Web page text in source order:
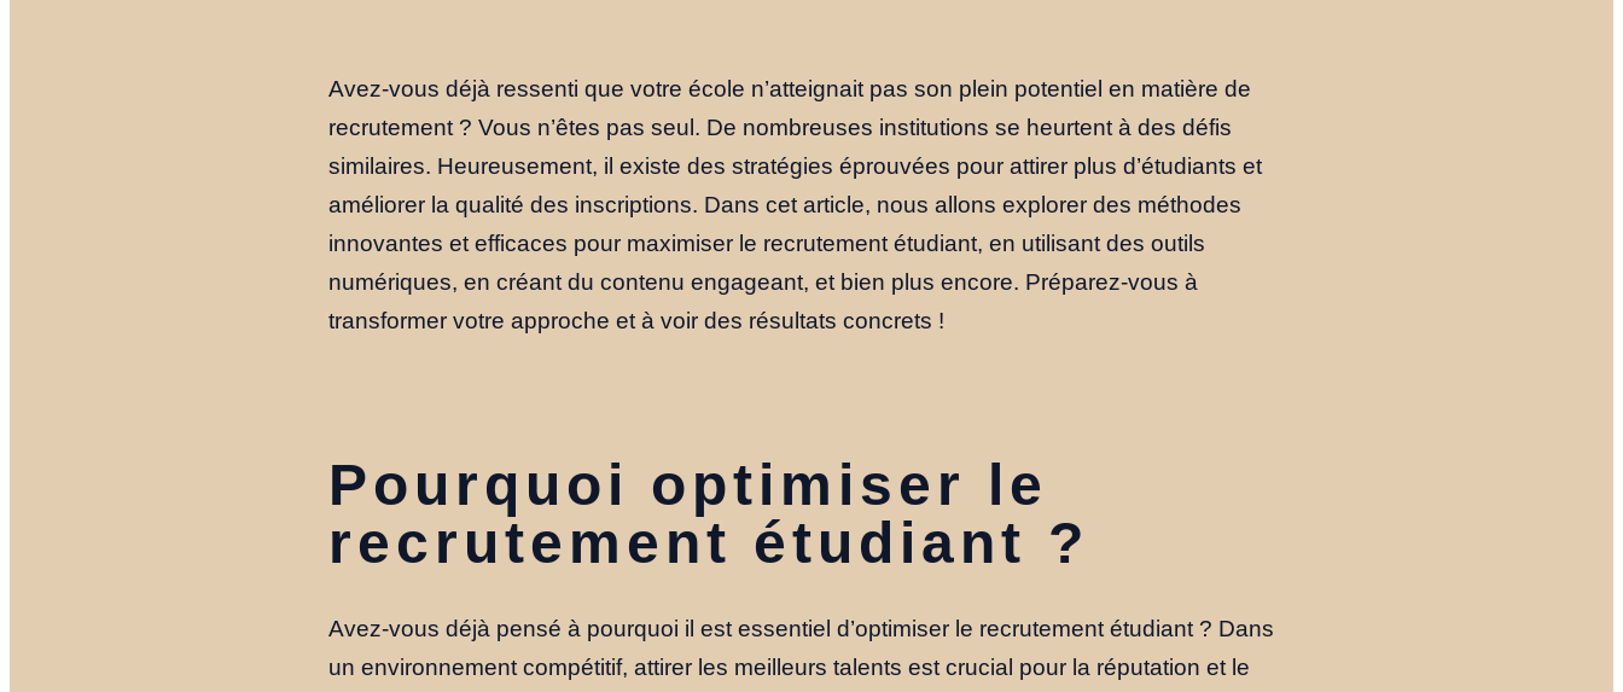
Avez-vous déjà ressenti que votre école n’atteignait pas son plein potentiel en matière de
recrutement ? Vous n’êtes pas seul. De nombreuses institutions se heurtent à des défis
similaires. Heureusement, il existe des stratégies éprouvées pour attirer plus d’étudiants et
améliorer la qualité des inscriptions. Dans cet article, nous allons explorer des méthodes
innovantes et efficaces pour maximiser le recrutement étudiant, en utilisant des outils
numériques, en créant du contenu engageant, et bien plus encore. Préparez-vous à
transformer votre approche et à voir des résultats concrets !
Pourquoi optimiser le
recrutement étudiant ?
Avez-vous déjà pensé à pourquoi il est essentiel d’optimiser le recrutement étudiant ? Dans
un environnement compétitif, attirer les meilleurs talents est crucial pour la réputation et le